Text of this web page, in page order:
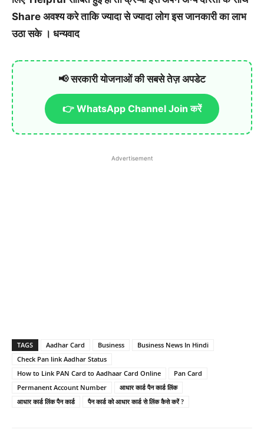
Share अवश्य करे ताकि ज्यादा से ज्यादा लोग इस जानकारी का लाभ
उठा सके । धन्यवाद
📢 सरकारी योजनाओं की सबसे तेज़ अपडेट
👉 WhatsApp Channel Join करें
Advertisement
TAGS Aadhar Card Business
Business News In Hindi
Check Pan link Aadhar Status
How to Link PAN Card to Aadhaar Card Online
Pan Card
Permanent Account Number
आधार कार्ड पैन कार्ड लिंक
आधार कार्ड लिंक पैन कार्ड
पैन कार्ड को आधार कार्ड से लिंक कैसे करें ?